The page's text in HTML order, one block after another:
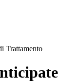
Trattamento